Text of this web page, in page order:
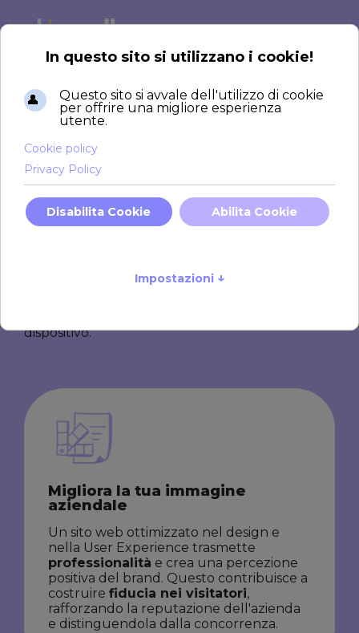
Sito web:il tuo biglietto
da visita
Unsito webben realizzato è molto più di una
semplice vetrina: è il cuore della tuapresenza
digitale, dove gli utenti possono conoscere il
Creiamo siti web personalizzati con hosting e
sistemi proprietari, non i soliti CMS commerciali,
dispositivo.
Migliora la tua immagine
aziendale
Un sito web ottimizzato nel design e
nella User Experience trasmette
professionalità e crea una percezione
positiva del brand. Questo contribuisce a
costruire fiducia nei visitatori,
rafforzando la reputazione dell'azienda
e distinguendola dalla concorrenza.